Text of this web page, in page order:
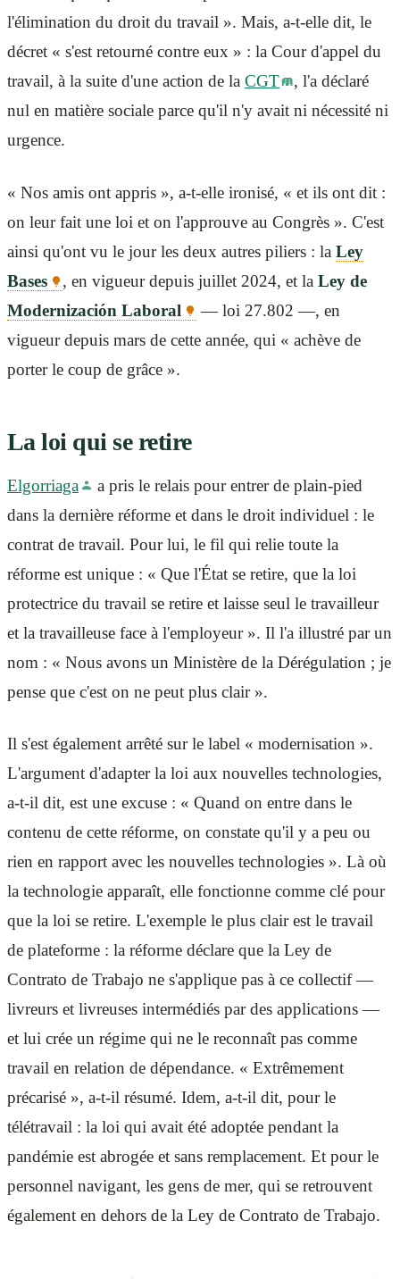
l'élimination du droit du travail ». Mais, a-t-elle dit, le
décret « s'est retourné contre eux » : la Cour d'appel du
travail, à la suite d'une action de la CGT
, l'a déclaré
nul en matière sociale parce qu'il n'y avait ni nécessité ni
urgence.
« Nos amis ont appris », a-t-elle ironisé, « et ils ont dit :
on leur fait une loi et on l'approuve au Congrès ». C'est
ainsi qu'ont vu le jour les deux autres piliers : la Ley
Bases
, en vigueur depuis juillet 2024, et la Ley de
Modernización Laboral
— loi 27.802 —, en
vigueur depuis mars de cette année, qui « achève de
porter le coup de grâce ».
La loi qui se retire
Elgorriaga
a pris le relais pour entrer de plain-pied
dans la dernière réforme et dans le droit individuel : le
contrat de travail. Pour lui, le fil qui relie toute la
réforme est unique : « Que l'État se retire, que la loi
protectrice du travail se retire et laisse seul le travailleur
et la travailleuse face à l'employeur ». Il l'a illustré par un
nom : « Nous avons un Ministère de la Dérégulation ; je
pense que c'est on ne peut plus clair ».
Il s'est également arrêté sur le label « modernisation ».
L'argument d'adapter la loi aux nouvelles technologies,
a-t-il dit, est une excuse : « Quand on entre dans le
contenu de cette réforme, on constate qu'il y a peu ou
rien en rapport avec les nouvelles technologies ». Là où
la technologie apparaît, elle fonctionne comme clé pour
que la loi se retire. L'exemple le plus clair est le travail
de plateforme : la réforme déclare que la Ley de
Contrato de Trabajo ne s'applique pas à ce collectif —
livreurs et livreuses intermédiés par des applications —
et lui crée un régime qui ne le reconnaît pas comme
travail en relation de dépendance. « Extrêmement
précarisé », a-t-il résumé. Idem, a-t-il dit, pour le
télétravail : la loi qui avait été adoptée pendant la
pandémie est abrogée et sans remplacement. Et pour le
personnel navigant, les gens de mer, qui se retrouvent
également en dehors de la Ley de Contrato de Trabajo.